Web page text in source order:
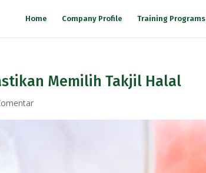
Home Company Profile Training Programs
Memilih Takjil Halal